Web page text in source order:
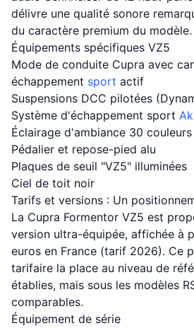
délivre une qualité sonore
du caractère premium du modèle.
Équipements spécifiques VZ5
Mode de conduite Cupra avec
échappement sport actif
Suspensions DCC pilotées
Système d'échappement sport
Éclairage d'ambiance 30 couleurs
Pédalier et repose-pied alu
Plaques de seuil "VZ5" illuminées
Ciel de toit noir
Tarifs et versions : Un
La Cupra Formentor VZ5 est
version ultra-équipée, affichée à
euros en France (tarif 2026). Ce
tarifaire la place au niveau de
établies, mais sous les modèles
comparables.
Équipement de série